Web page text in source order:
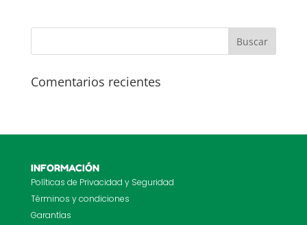
Comentarios recientes
INFORMACIÓN
Políticas de Privacidad y Seguridad
Términos y condiciones
Garantías